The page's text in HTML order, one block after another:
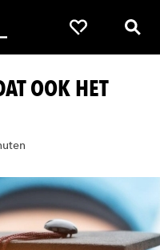
Favorieten
OOK HET